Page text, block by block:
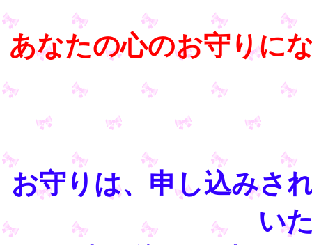
あなたの心のお守りに
お守りは、申し込みさ
い